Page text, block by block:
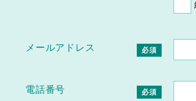
メールアドレス 必須
電話番号 必須